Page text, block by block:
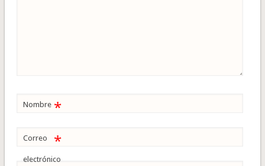
Nombre *
Correo
electrónico
*